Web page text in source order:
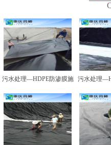
污水处理—HDPE防渗膜施
工图例一
污水处理
工